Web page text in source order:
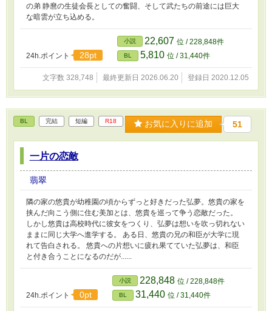
の弟 静麿の生徒会長としての奮闘、そして武たちの前途には巨大
な暗雲が立ち込める。
24h.ポイント 28pt
小説 22,607 位 / 228,848件
BL 5,810 位 / 31,440件
文字数 328,748 最終更新日 2026.06.20 登録日 2020.12.05
BL 完結 短編 R18 お気に入りに追加 51
一片の恋敵
翡翠
隣の家の悠貴が幼稚園の頃からずっと好きだった弘夢。悠貴の家を
挟んだ向こう側に住む美加とは、悠貴を巡って争う恋敵だった。
しかし悠貴は高校時代に彼女をつくり、弘夢は想いを吹っ切れない
ままに同じ大学へ進学する。 ある日、悠貴の兄の和臣が大学に現
れて告白される。 悠貴への片想いに疲れ果てていた弘夢は、和臣
と付き合うことになるのだが......
24h.ポイント 0pt
小説 228,848 位 / 228,848件
BL 31,440 位 / 31,440件